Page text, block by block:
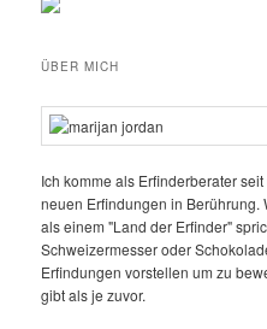
ÜBER MICH
Ich komme als Erfinderberater
neuen Erfindungen in Berührung.
als einem "Land der Erfinder"
Schweizermesser oder
Erfindungen vorstellen um zu
gibt als je zuvor.